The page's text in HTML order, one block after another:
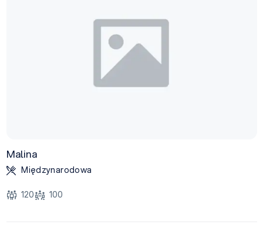
Malina
Międzynarodowa
120 100